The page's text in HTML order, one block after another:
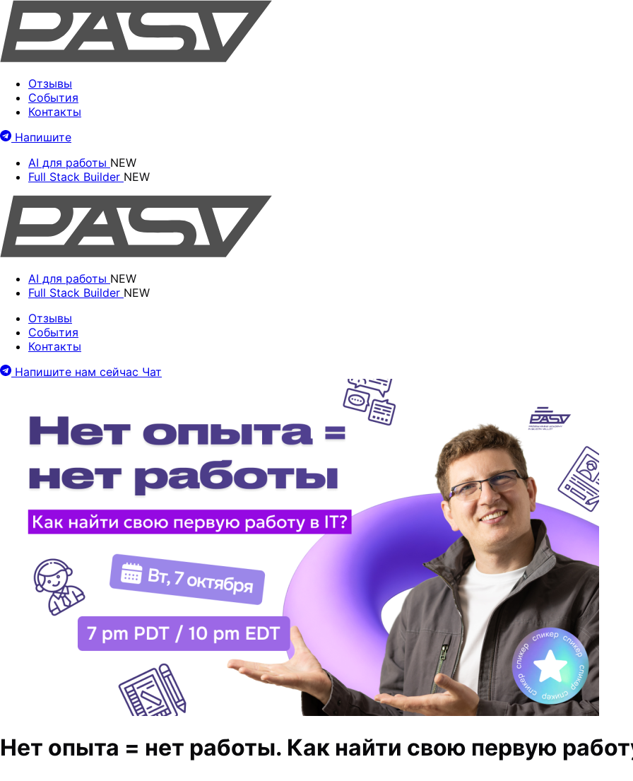
Отзывы
События
Контакты
Напишите
AI для работы NEW
Full Stack Builder NEW
AI для работы NEW
Full Stack Builder NEW
Отзывы
События
Контакты
Напишите нам сейчас Чат
Нет опыта = нет работы. Как найти свою первую